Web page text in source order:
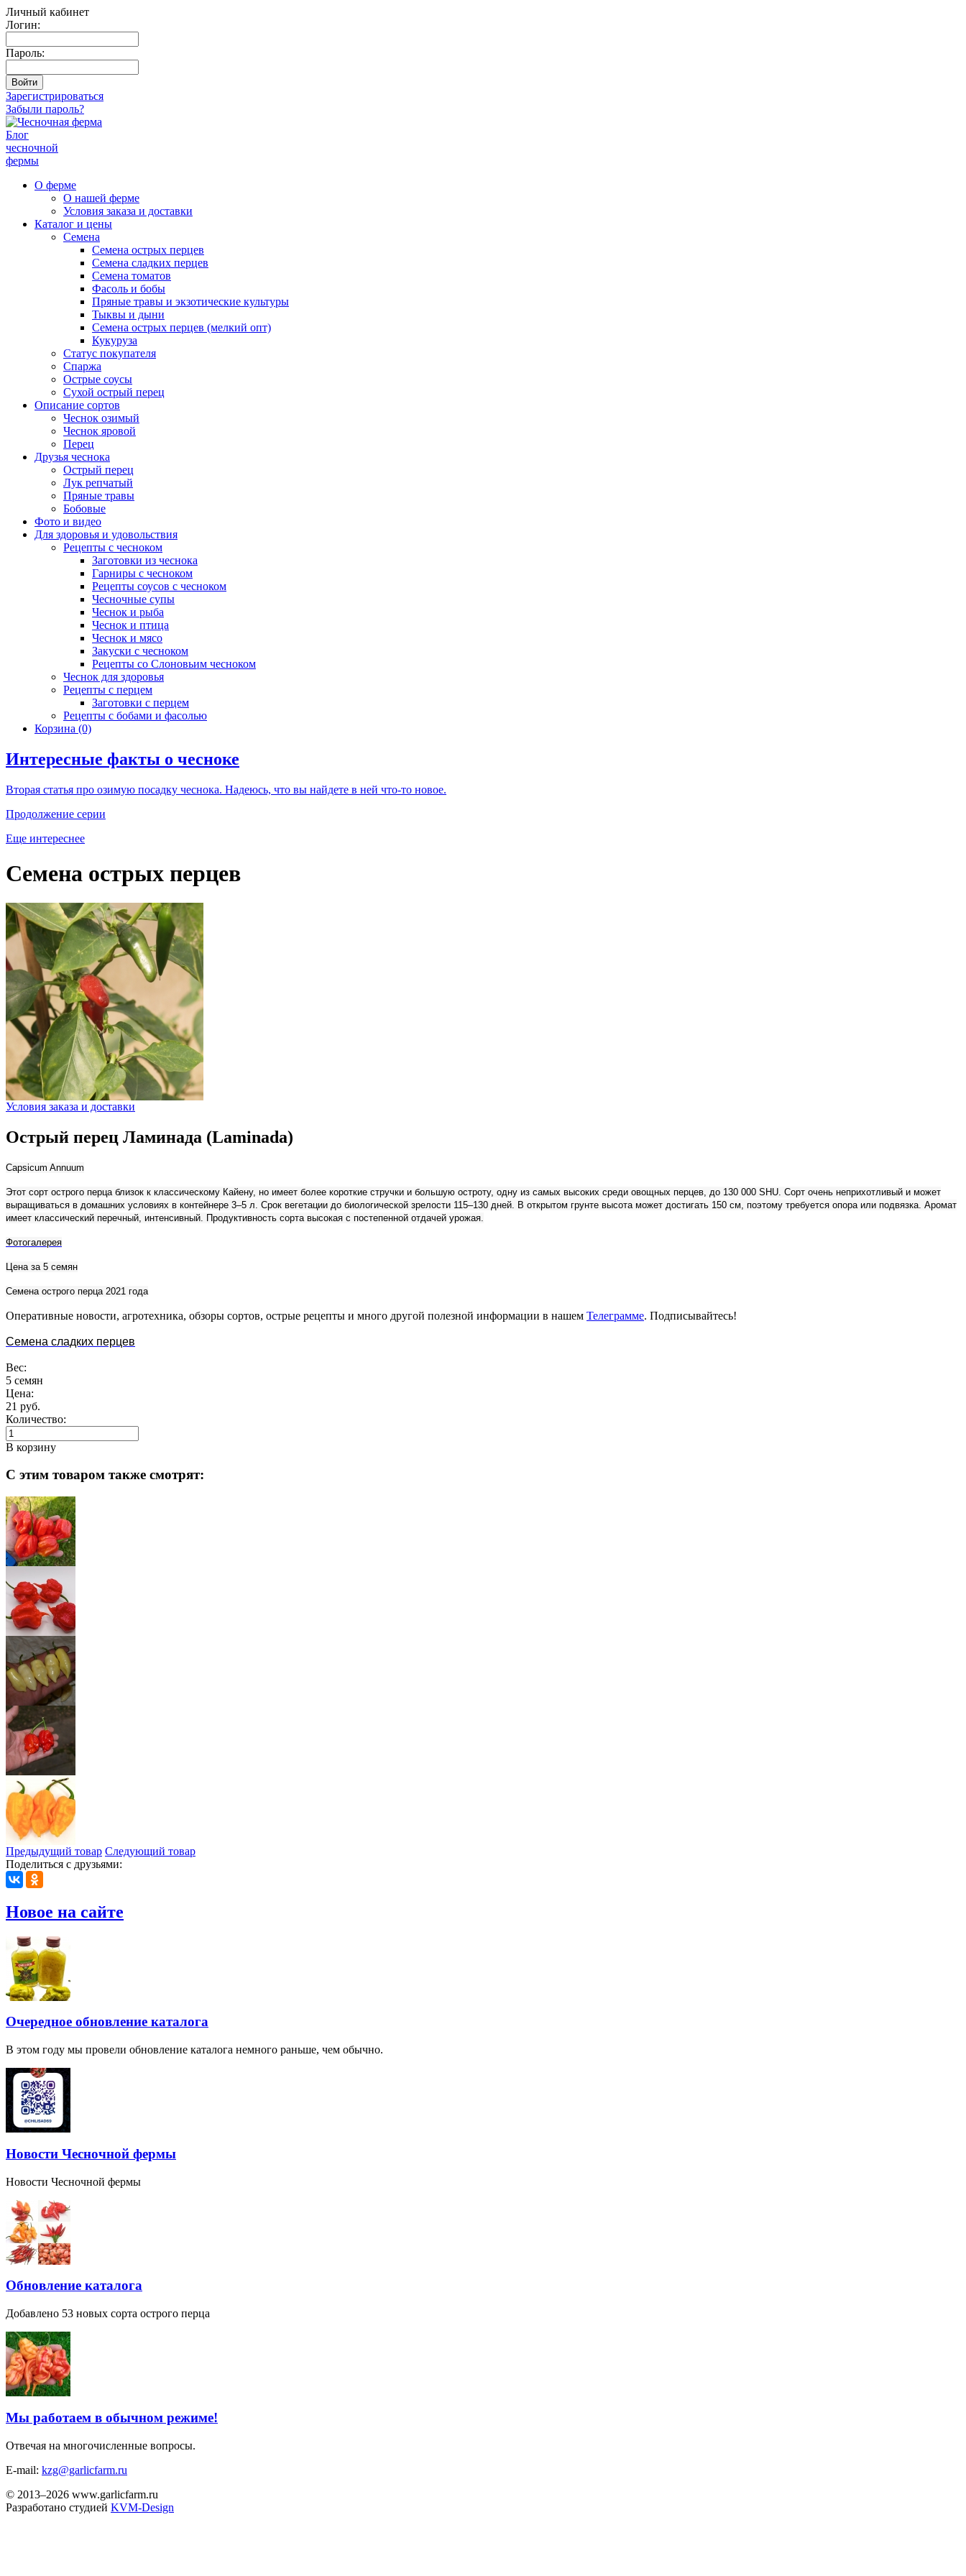
Личный кабинет
Логин:
Пароль:
Зарегистрироваться
Забыли пароль?
Блог
чесночной
фермы
О ферме
О нашей ферме
Условия заказа и доставки
Каталог и цены
Семена
Семена острых перцев
Семена сладких перцев
Семена томатов
Фасоль и бобы
Пряные травы и экзотические культуры
Тыквы и дыни
Семена острых перцев (мелкий опт)
Кукуруза
Статус покупателя
Спаржа
Острые соусы
Сухой острый перец
Описание сортов
Чеснок озимый
Чеснок яровой
Перец
Друзья чеснока
Острый перец
Лук репчатый
Пряные травы
Бобовые
Фото и видео
Для здоровья и удовольствия
Рецепты с чесноком
Заготовки из чеснока
Гарниры с чесноком
Рецепты соусов с чесноком
Чесночные супы
Чеснок и рыба
Чеснок и птица
Чеснок и мясо
Закуски с чесноком
Рецепты со Слоновьим чесноком
Чеснок для здоровья
Рецепты с перцем
Заготовки с перцем
Рецепты с бобами и фасолью
Корзина (0)
Интересные факты о чесноке
Вторая статья про озимую посадку чеснока. Надеюсь, что вы найдете в ней что-то новое.
Продолжение серии
Еще интереснее
Семена острых перцев
Условия заказа и доставки
Острый перец Ламинада (Laminada)
Capsicum Annuum
Этот сорт острого перца близок к классическому Кайену, но имеет более короткие стручки и большую остроту, одну из самых высоких среди овощных перцев, до 130 000 SHU. Сорт очень неприхотливый и может
выращиваться в домашних условиях в контейнере 3–5 л. Срок вегетации до биологической зрелости 115–130 дней. В открытом грунте высота может достигать 150 см, поэтому требуется опора или подвязка. Аромат
имеет классический перечный, интенсивный. Продуктивность сорта высокая с постепенной отдачей урожая.
Фотогалерея
Цена за 5 семян
Семена острого перца 2021 года
Оперативные новости, агротехника, обзоры сортов, острые рецепты и много другой полезной информации в нашем Телеграмме. Подписывайтесь!
Семена сладких перцев
Вес:
5 семян
Цена:
21 руб.
Количество:
В корзину
С этим товаром также смотрят:
Предыдущий товар Следующий товар
Поделиться с друзьями:
Новое на сайте
Очередное обновление каталога
В этом году мы провели обновление каталога немного раньше, чем обычно.
Новости Чесночной фермы
Новости Чесночной фермы
Обновление каталога
Добавлено 53 новых сорта острого перца
Мы работаем в обычном режиме!
Отвечая на многочисленные вопросы.
E-mail: kzg@garlicfarm.ru
© 2013–2026 www.garlicfarm.ru
Разработано студией KVM-Design